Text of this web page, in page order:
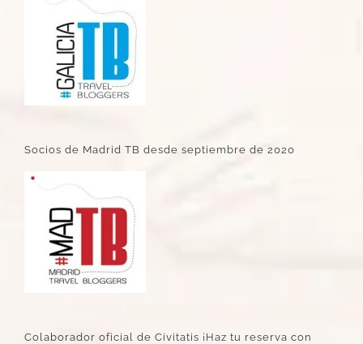
Socios de Madrid TB desde septiembre de 2020
Colaborador oficial de Civitatis ¡Haz tu reserva con